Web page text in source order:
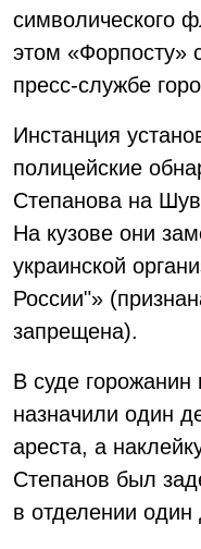
символического
этом «Форпосту»
пресс-службе
Инстанция
полицейские
Степанова на
На кузове они
украинской
России"»
запрещена).
В суде горожанин
назначили один
ареста, а
Степанов был
в отделении один